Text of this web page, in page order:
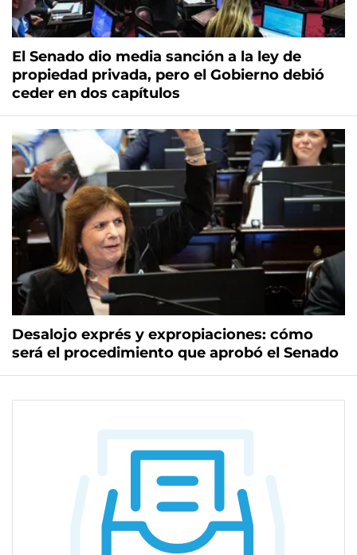
El Senado dio media sanción a la ley de
propiedad privada, pero el Gobierno debió
ceder en dos capítulos
Desalojo exprés y expropiaciones: cómo
será el procedimiento que aprobó el Senado